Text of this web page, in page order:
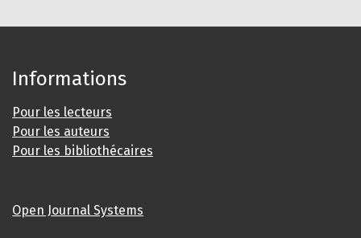
Informations
Pour les lecteurs
Pour les auteurs
Pour les bibliothécaires
Open Journal Systems